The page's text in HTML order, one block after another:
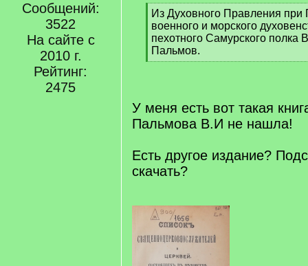
Сообщений:
3522
На сайте с
2010 г.
Рейтинг:
2475
[
q
]
Из Духовного Правления при
военного и морского
пехотного Самурского
Пальмов.
[
У меня есть вот такая
Пальмова В.И не нашла!
Есть другое издание?
скачать?